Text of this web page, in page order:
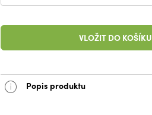
VLOŽIT DO KOŠÍKU
Popis produktu